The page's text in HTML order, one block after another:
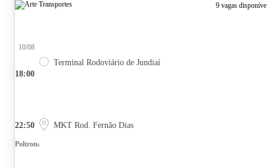
9 vagas
18:00
10/08
Terminal Rodoviário de Jundiaí
22:50 MKT Rod. Fernão Dias
Poltrona